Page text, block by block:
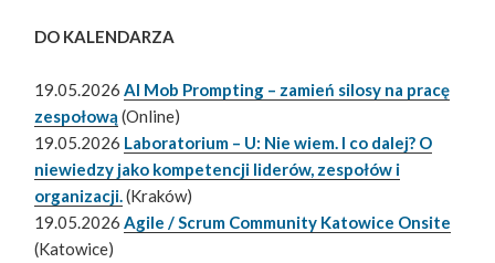
DO KALENDARZA
19.05.2026 AI Mob Prompting – zamień silosy na pracę
zespołową (Online)
19.05.2026 Laboratorium – U: Nie wiem. I co dalej? O
niewiedzy jako kompetencji liderów, zespołów i
organizacji. (Kraków)
19.05.2026 Agile / Scrum Community Katowice Onsite
(Katowice)